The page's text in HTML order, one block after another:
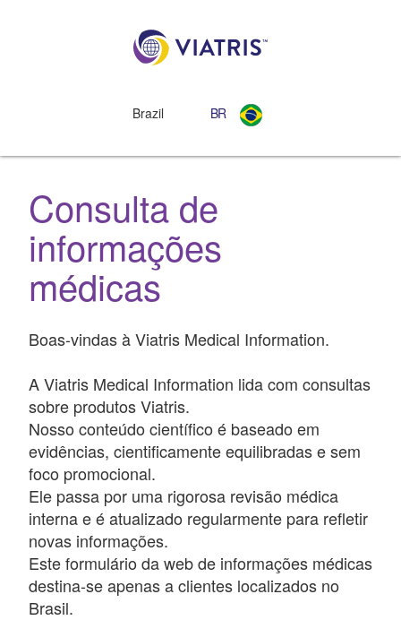
Brazil BR
Consulta de
informações
médicas
Boas-vindas à Viatris Medical Information.
A Viatris Medical Information lida com consultas
sobre produtos Viatris.
Nosso conteúdo científico é baseado em
evidências, cientificamente equilibradas e sem
foco promocional.
Ele passa por uma rigorosa revisão médica
interna e é atualizado regularmente para refletir
novas informações.
Este formulário da web de informações médicas
destina-se apenas a clientes localizados no
Brasil.